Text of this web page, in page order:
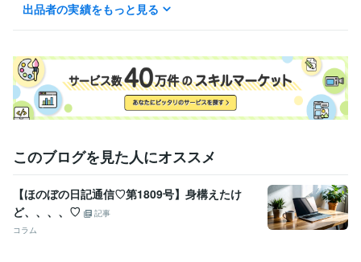
ビジネス・クリエイティブツール
SAP:1年
得意分野
ライティング・翻訳 Webライティング 事務アシスト
出品者の実績をもっと見る
このブログを見た人にオススメ
【ほのぼの日記通信♡第1809号】身構えたけ
ど、、、、♡
記事
コラム